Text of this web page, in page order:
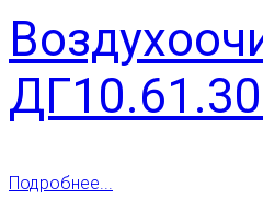
Подробнее...